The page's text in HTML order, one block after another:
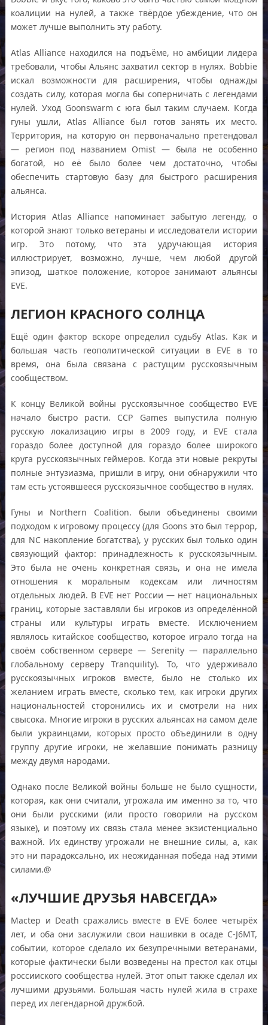
коалиции на нулей, а также твёрдое убеждение, что он
может лучше выполнить эту работу.
Atlas Alliance находился на подъёме, но амбиции лидера
требовали, чтобы Альянс захватил сектор в нулях. Bobbie
искал возможности для расширения, чтобы однажды
создать силу, которая могла бы соперничать с легендами
нулей. Уход Goonswarm с юга был таким случаем. Когда
гуны ушли, Atlas Alliance был готов занять их место.
Территория, на которую он первоначально претендовал
— регион под названием Omist — была не особенно
богатой, но её было более чем достаточно, чтобы
обеспечить стартовую базу для быстрого расширения
альянса.
История Atlas Alliance напоминает забытую легенду, о
которой знают только ветераны и исследователи истории
игр. Это потому, что эта удручающая история
иллюстрирует, возможно, лучше, чем любой другой
эпизод, шаткое положение, которое занимают альянсы
EVE.
ЛЕГИОН КРАСНОГО СОЛНЦА
Ещё один фактор вскоре определил судьбу Atlas. Как и
большая часть геополитической ситуации в EVE в то
время, она была связана с растущим русскоязычным
сообществом.
К концу Великой войны русскоязычное сообщество EVE
начало быстро расти. CCP Games выпустила полную
русскую локализацию игры в 2009 году, и EVE стала
гораздо более доступной для гораздо более широкого
круга русскоязычных геймеров. Когда эти новые рекруты
полные энтузиазма, пришли в игру, они обнаружили что
там есть устоявшееся русскоязычное сообщество в нулях.
Гуны и Northern Coalition. были объединены своими
подходом к игровому процессу (для Goons это был террор,
для NC накопление богатства), у русских был только один
связующий фактор: принадлежность к русскоязычным.
Это была не очень конкретная связь, и она не имела
отношения к моральным кодексам или личностям
отдельных людей. В EVE нет России — нет национальных
границ, которые заставляли бы игроков из определённой
страны или культуры играть вместе. Исключением
являлось китайское сообщество, которое играло тогда на
своём собственном сервере — Serenity — параллельно
глобальному серверу Tranquility). То, что удерживало
русскоязычных игроков вместе, было не столько их
желанием играть вместе, сколько тем, как игроки других
национальностей сторонились их и смотрели на них
свысока. Многие игроки в русских альянсах на самом деле
были украинцами, которых просто объединили в одну
группу другие игроки, не желавшие понимать разницу
между двумя народами.
Однако после Великой войны больше не было сущности,
которая, как они считали, угрожала им именно за то, что
они были русскими (или просто говорили на русском
языке), и поэтому их связь стала менее экзистенциально
важной. Их единству угрожали не внешние силы, а, как
это ни парадоксально, их неожиданная победа над этими
силами.@
«ЛУЧШИЕ ДРУЗЬЯ НАВСЕГДА»
Mactep и Death сражались вместе в EVE более четырёх
лет, и оба они заслужили свои нашивки в осаде C-J6MT,
событии, которое сделало их безупречными ветеранами,
которые фактически были возведены на престол как отцы
россииского сообщества нулей. Этот опыт также сделал их
лучшими друзьями. Большая часть нулей жила в страхе
перед их легендарной дружбой.